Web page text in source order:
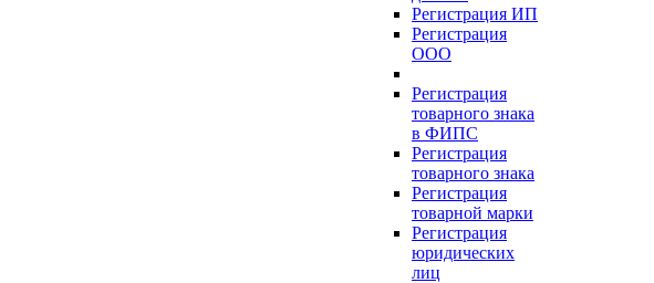
Регистрация ИП
Регистрация
ООО
Регистрация
товарного знака
в ФИПС
Регистрация
товарного знака
Регистрация
товарной марки
Регистрация
юридических
лиц